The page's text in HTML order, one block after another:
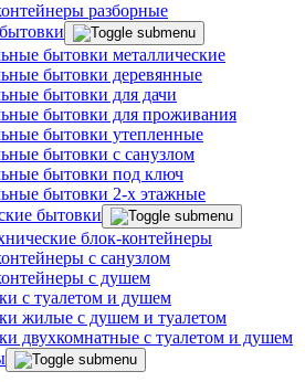
разборные
бытовки металлические
бытовки деревянные
бытовки для дачи
бытовки для проживания
бытовки утепленные
бытовки с санузлом
бытовки под ключ
бытовки 2-х этажные
бытовки
блок-контейнеры
с санузлом
с душем
с туалетом и душем
жилые с душем и туалетом
двухкомнатные с туалетом и душем